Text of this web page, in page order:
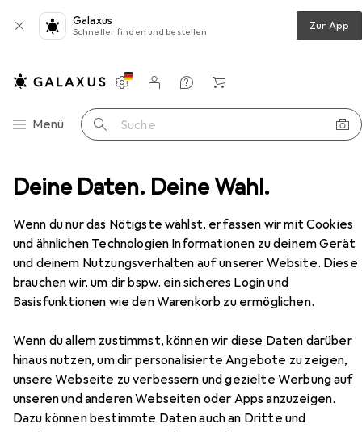
Deine Daten. Deine Wahl.
Wenn du nur das Nötigste wählst, erfassen wir mit Cookies
und ähnlichen Technologien Informationen zu deinem Gerät
und deinem Nutzungsverhalten auf unserer Website. Diese
brauchen wir, um dir bspw. ein sicheres Login und
Basisfunktionen wie den Warenkorb zu ermöglichen.
Wenn du allem zustimmst, können wir diese Daten darüber
hinaus nutzen, um dir personalisierte Angebote zu zeigen,
unsere Webseite zu verbessern und gezielte Werbung auf
unseren und anderen Webseiten oder Apps anzuzeigen.
Dazu können bestimmte Daten auch an Dritte und
Galaxus
Schneller finden und bestellen Zur App
Navigation nach Kategorien
Menü Suche
Einstellungen
Kundenkonto
Vergleichslisten
Merklisten
Warenkorb
Kaba Kupplung standard Drehknopfzylinder Modular
EUR
24,90
Kaba Kupplung standard
Drehknopfzylinder Modular
Drehknopfzylinder
Zubehör für Kaba Kupplung
standard Drehknopfzylinder
Modular